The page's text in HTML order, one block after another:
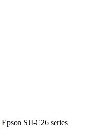
Epson SJI-C26 series